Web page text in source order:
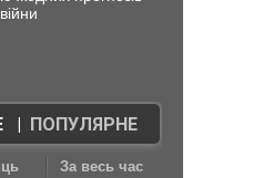
| ПОПУЛЯРНЕ
За весь час